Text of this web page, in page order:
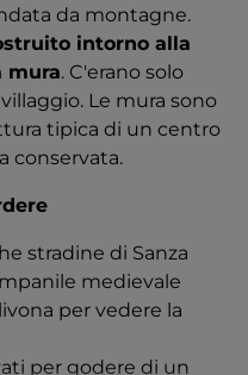
da montagne.
intorno alla
mura. C'erano solo
Le mura sono
tipica di un centro
conservata.
stradine di Sanza
medievale
per vedere la
per godere di un